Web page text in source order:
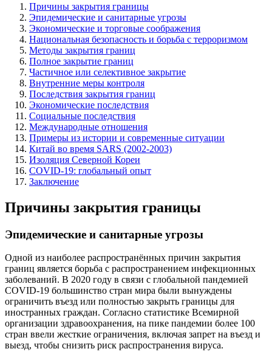
Причины закрытия границы
Эпидемические и санитарные угрозы
Экономические и торговые соображения
Национальная безопасность и борьба с терроризмом
Методы закрытия границ
Полное закрытие границ
Частичное или селективное закрытие
Внутренние меры контроля
Последствия закрытия границ
Экономические последствия
Социальные последствия
Международные отношения
Примеры из истории и современные ситуации
Китай во время SARS (2002-2003)
Изоляция Северной Кореи
COVID-19: глобальный опыт
Заключение
Причины закрытия границы
Эпидемические и санитарные угрозы
Одной из наиболее распространённых причин закрытия
границ является борьба с распространением инфекционных
заболеваний. В 2020 году в связи с глобальной пандемией
COVID-19 большинство стран мира были вынуждены
ограничить въезд или полностью закрыть границы для
иностранных граждан. Согласно статистике Всемирной
организации здравоохранения, на пике пандемии более 100
стран ввели жесткие ограничения, включая запрет на въезд и
выезд, чтобы снизить риск распространения вируса.